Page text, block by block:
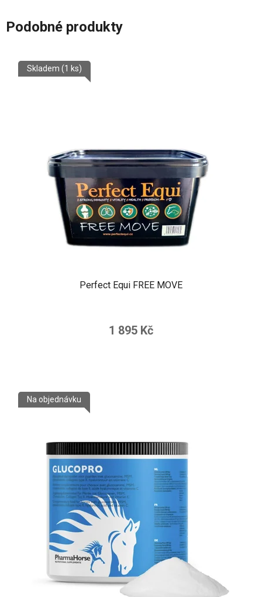
Podobné produkty
Perfect Equi FREE MOVE
Skladem (1 ks)
1 895 Kč
Na objednávku